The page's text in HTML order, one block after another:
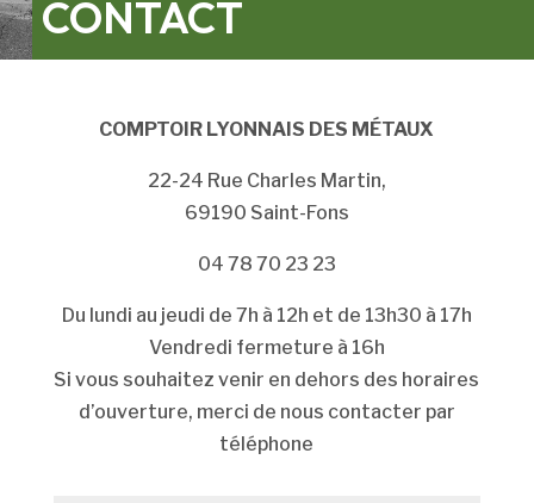
CONTACT
COMPTOIR LYONNAIS DES MÉTAUX
22-24 Rue Charles Martin,
69190 Saint-Fons
04 78 70 23 23
Du lundi au jeudi de 7h à 12h et de 13h30 à 17h
Vendredi fermeture à 16h
Si vous souhaitez venir en dehors des horaires
d’ouverture, merci de nous contacter par
téléphone